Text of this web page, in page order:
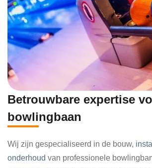
Betrouwbare expertise
bowlingbaan
Wij zijn gespecialiseerd in de bouw,
onderhoud van professionele